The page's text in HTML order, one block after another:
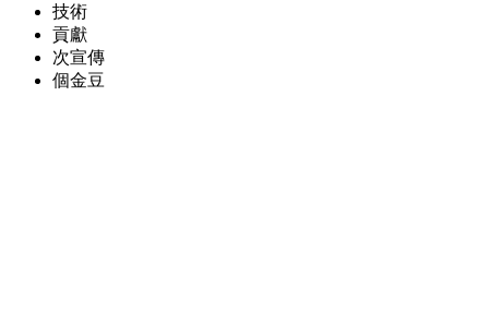
技術
貢獻
次宣傳
個金豆